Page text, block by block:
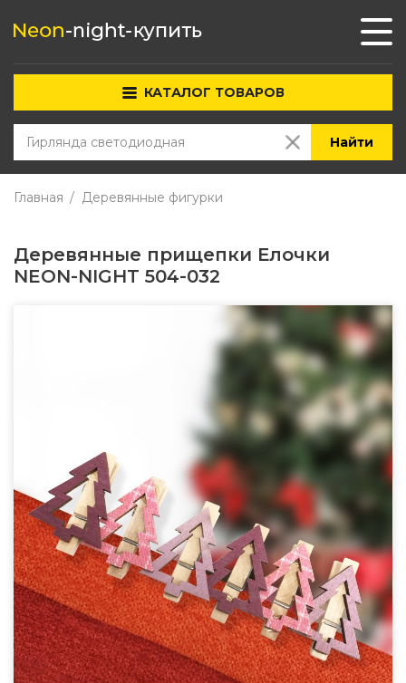
КАТАЛОГ ТОВАРОВ
Найти
Главная Деревянные фигурки
Деревянные прищепки Елочки
NEON-NIGHT 504-032